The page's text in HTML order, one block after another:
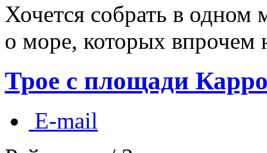
Хочется собрать в одном
о море, которых впрочем
Трое с площади
E-mail